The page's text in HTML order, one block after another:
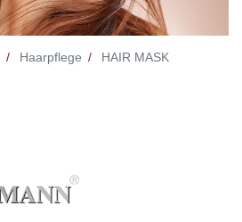
Haarpflege HAIR MASK